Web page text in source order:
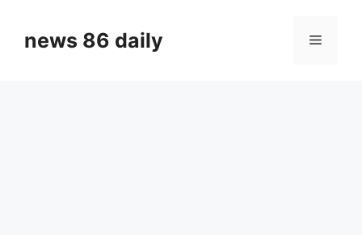
contentnews 86 daily Menu